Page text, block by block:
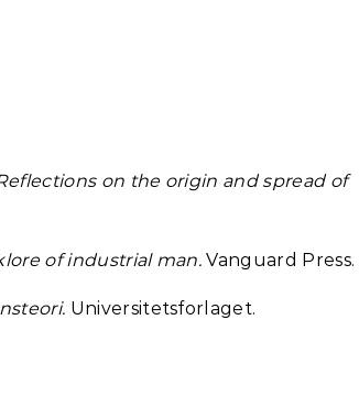
on the origin and spread of
of industrial man.Vanguard Press.
Universitetsforlaget.